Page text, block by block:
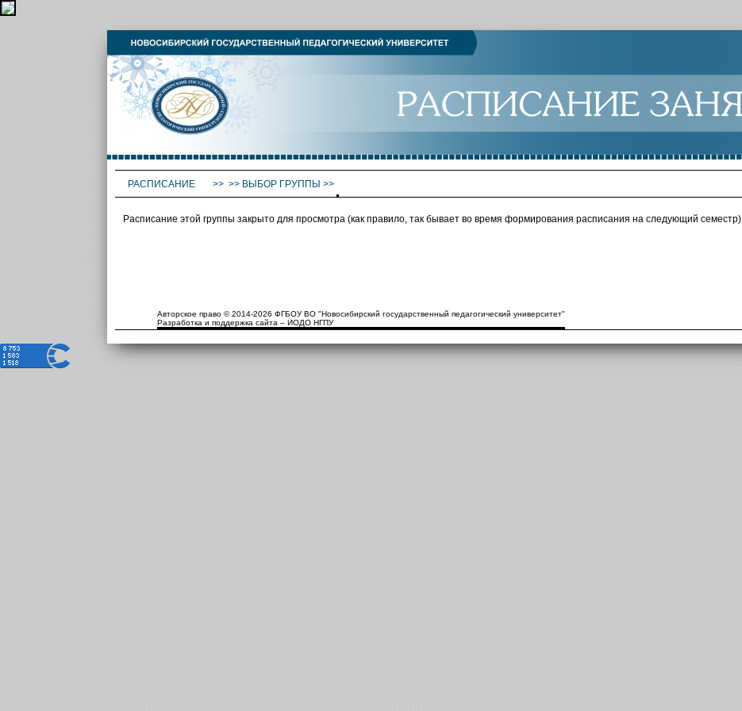
РАСПИСАНИЕ >> >> ВЫБОР ГРУППЫ >>
Расписание этой группы закрыто для просмотра (как правило, так бывает во время формирования расписания на следующий семестр)
Авторское право © 2014-2026 ФГБОУ ВО "Новосибирский государственный педагогический университет"
Разработка и поддержка сайта – ИОДО НГПУ